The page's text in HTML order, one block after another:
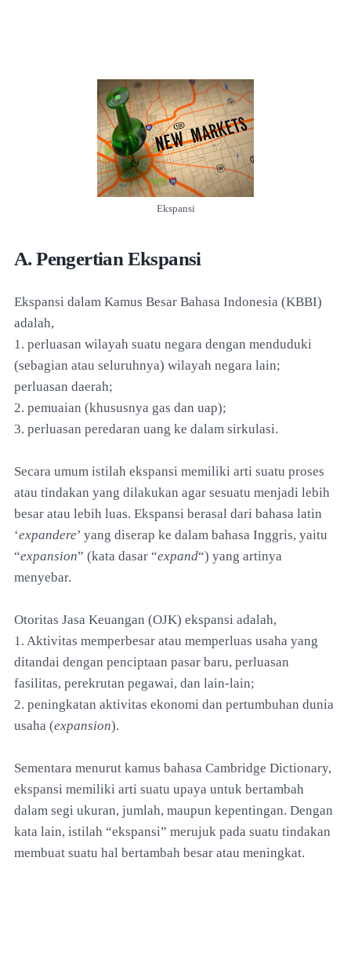
Ekspansi
A. Pengertian Ekspansi
Ekspansi dalam Kamus Besar Bahasa Indonesia (KBBI)
adalah,
1. perluasan wilayah suatu negara dengan menduduki
(sebagian atau seluruhnya) wilayah negara lain;
perluasan daerah;
2. pemuaian (khususnya gas dan uap);
3. perluasan peredaran uang ke dalam sirkulasi.
Secara umum istilah ekspansi memiliki arti suatu proses
atau tindakan yang dilakukan agar sesuatu menjadi lebih
besar atau lebih luas. Ekspansi berasal dari bahasa latin
‘expandere’ yang diserap ke dalam bahasa Inggris, yaitu
“expansion” (kata dasar “expand“) yang artinya
menyebar.
Otoritas Jasa Keuangan (OJK) ekspansi adalah,
1. Aktivitas memperbesar atau memperluas usaha yang
ditandai dengan penciptaan pasar baru, perluasan
fasilitas, perekrutan pegawai, dan lain-lain;
2. peningkatan aktivitas ekonomi dan pertumbuhan dunia
usaha (expansion).
Sementara menurut kamus bahasa Cambridge Dictionary,
ekspansi memiliki arti suatu upaya untuk bertambah
dalam segi ukuran, jumlah, maupun kepentingan. Dengan
kata lain, istilah “ekspansi” merujuk pada suatu tindakan
membuat suatu hal bertambah besar atau meningkat.